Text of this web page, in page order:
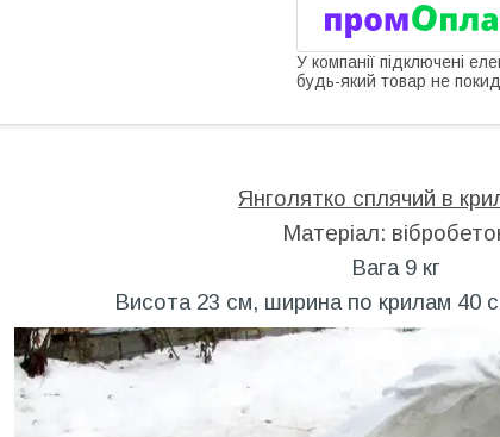
У компанії підключені
будь-який товар не
Янголятко сплячий в
Матеріал:
Вага 9 кг
Висота 23 см, ширина по крилам 40